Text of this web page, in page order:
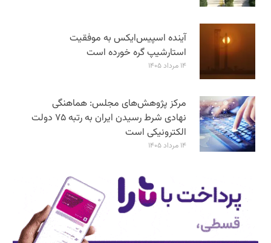
آینده اسپیس‌ایکس به موفقیت
استارشیپ گره خورده است
۱۴ مرداد ۱۴۰۵
مرکز پژوهش‌های مجلس: هماهنگی
نهادی شرط رسیدن ایران به رتبه ۷۵ دولت
الکترونیکی است
۱۴ مرداد ۱۴۰۵